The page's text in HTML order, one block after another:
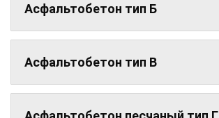
Асфальтобетон тип Б
Асфальтобетон тип В